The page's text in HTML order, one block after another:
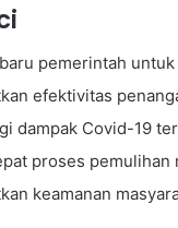
pemerintah untuk
efektivitas
dampak Covid-19
proses pemulihan
keamanan